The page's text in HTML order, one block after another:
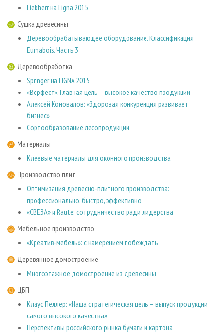
Liebherr на Ligna 2015
Сушка древесины
Деревообрабатывающее оборудование. Классификация
Eumabois. Часть 3
Деревообработка
Springer на LIGNA 2015
«Верфест». Главная цель – высокое качество продукции
Алексей Коновалов: «Здоровая конкуренция развивает
бизнес»
Сортообразование лесопродукции
Материалы
Клеевые материалы для оконного производства
Производство плит
Оптимизация древесно-плитного производства:
профессионально, быстро, эффективно
«СВЕЗА» и Raute: сотрудничество ради лидерства
Мебельное производство
«Креатив-мебель»: с намерением побеждать
Деревянное домостроение
Многоэтажное домостроение из древесины
ЦБП
Клаус Пеллер: «Наша стратегическая цель – выпуск продукции
самого высокого качества»
Перспективы российского рынка бумаги и картона